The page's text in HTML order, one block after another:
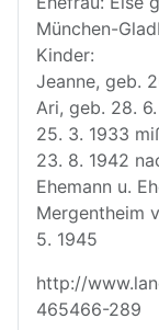
München-
Kinder:
Jeanne, geb.
Ari, geb. 28.
25. 3. 1933
23. 8. 1942
Ehemann u.
Mergentheim
5. 1945
http://
465466-289